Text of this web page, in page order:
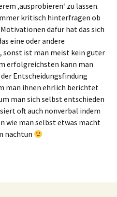
‚ausprobieren‘ zu lassen.
kritisch hinterfragen ob
dafür hat das sich
eine oder andere
sonst ist man meist kein guter
erfolgreichsten kann man
Entscheidungsfindung
man ihnen ehrlich berichtet
man sich selbst entschieden
oft auch nonverbal indem
wie man selbst etwas macht
nachtun